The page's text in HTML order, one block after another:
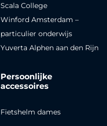
Scala College
Winford Amsterdam –
particulier onderwijs
Yuverta Alphen aan den Rijn
Persoonlijke
accessoires
Fietshelm dames